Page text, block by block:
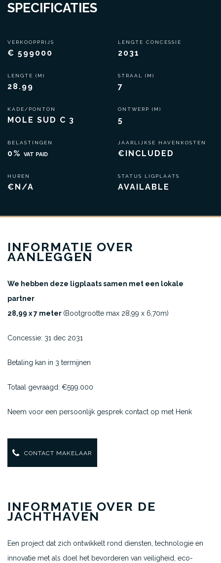
SPECIFICATIES
VERKOOPPRIJS
€ 599000
LENGTE (M)
28.99
KADE/PONTON
MOLE SUD C 3
BELASTINGEN
0% VAT PAID
HUREN
€N/A
LENGTE CONCESSIE
2031
STRAAL (M)
7
ONTWERP (M)
5
JAARLIJKSE HAVENKOSTEN
€INCLUDED
STATUS LIGPLAATS
AVAILABLE
INFORMATIE OVER
AANLEGGEN
We hebben deze ligplaats samen met een lokale
partner
28,99 x 7 meter (Bootgrootte max 28,99 x 6,70m)
Concessie: 31 dec 2031
Betaling kan in 3 termijnen
Totaal gevraagd: €599.000
Neem voor een persoonlijk gesprek contact op met Henk
CONTACT MAKELAAR
INFORMATIE OVER DE
JACHTHAVEN
Een project dat zich ontwikkelt rond diensten, technologie en
innovatie met als doel het bevorderen van veiligheid, eco-